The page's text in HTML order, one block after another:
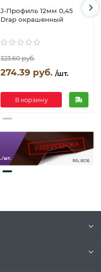
J-Профиль 12мм 0,45
Drap окрашенный
323.60 руб.
274.39 руб. /шт.
В корзину